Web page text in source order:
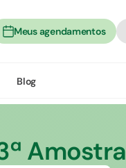
Meus agendamentos
Blog
Amostra